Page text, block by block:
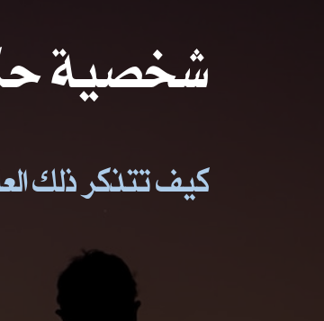
شخصية
كيف تتذكر ذلك